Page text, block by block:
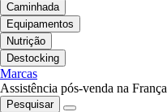
Caminhada
Equipamentos
Nutrição
Destocking
Marcas
Assistência pós-venda na França
Pesquisar